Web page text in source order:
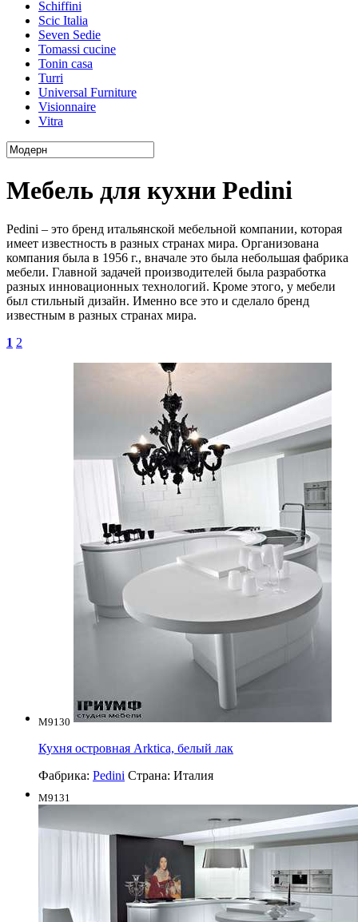
Schiffini
Scic Italia
Seven Sedie
Tomassi cucine
Tonin casa
Turri
Universal Furniture
Visionnaire
Vitra
Мебель для кухни Pedini
Pedini – это бренд итальянской мебельной компании, которая
имеет известность в разных странах мира. Организована
компания была в 1956 г., вначале это была небольшая фабрика
мебели. Главной задачей производителей была разработка
разных инновационных технологий. Кроме этого, у мебели
был стильный дизайн. Именно все это и сделало бренд
известным в разных странах мира.
1 2
M9130
Кухня островная Arktica, белый лак
Фабрика: Pedini Страна: Италия
M9131